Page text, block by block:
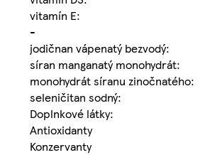
vitamín E:
-
jodičnan vápenatý bezvodý:
síran manganatý monohydrát:
monohydrát síranu zinočnatého:
seleničitan sodný:
Doplnkové látky:
Antioxidanty
Konzervanty